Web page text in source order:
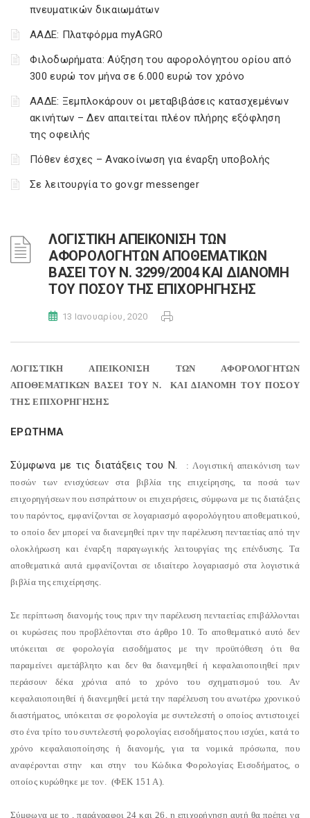
πνευματικών δικαιωμάτων
ΑΑΔΕ: Πλατφόρμα myAGRO
Φιλοδωρήματα: Αύξηση του αφορολόγητου ορίου από
300 ευρώ τον μήνα σε 6.000 ευρώ τον χρόνο
ΑΑΔΕ: Ξεμπλοκάρουν οι μεταβιβάσεις κατασχεμένων
ακινήτων – Δεν απαιτείται πλέον πλήρης εξόφληση
της οφειλής
Πόθεν έσχες – Ανακοίνωση για έναρξη υποβολής
Σε λειτουργία το gov.gr messenger
ΛΟΓΙΣΤΙΚΗ ΑΠΕΙΚΟΝΙΣΗ ΤΩΝ
ΑΦΟΡΟΛΟΓΗΤΩΝ ΑΠΟΘΕΜΑΤΙΚΩΝ
ΒΑΣΕΙ ΤΟΥ N. 3299/2004 ΚΑΙ ΔΙΑΝΟΜΗ
ΤΟΥ ΠΟΣΟΥ ΤΗΣ ΕΠΙΧΟΡΗΓΗΣΗΣ
13 Ιανουαρίου, 2020
ΛΟΓΙΣΤΙΚΗ ΑΠΕΙΚΟΝΙΣΗ ΤΩΝ ΑΦΟΡΟΛΟΓΗΤΩΝ
ΑΠΟΘΕΜΑΤΙΚΩΝ ΒΑΣΕΙ ΤΟΥ N.
ΚΑΙ ΔΙΑΝΟΜΗ ΤΟΥ ΠΟΣΟΥ
ΤΗΣ ΕΠΙΧΟΡΗΓΗΣΗΣ
ΕΡΩΤΗΜΑ
Σύμφωνα με τις διατάξεις του N.
: Λογιστική απεικόνιση των
ποσών των ενισχύσεων στα βιβλία της επιχείρησης, τα ποσά των
επιχορηγήσεων που εισπράττουν οι επιχειρήσεις, σύμφωνα με τις διατάξεις
του παρόντος, εμφανίζονται σε λογαριασμό αφορολόγητου αποθεματικού,
το οποίο δεν μπορεί να διανεμηθεί πριν την παρέλευση πενταετίας από την
ολοκλήρωση και έναρξη παραγωγικής λειτουργίας της επένδυσης. Τα
αποθεματικά αυτά εμφανίζονται σε ιδιαίτερο λογαριασμό στα λογιστικά
βιβλία της επιχείρησης.
Σε περίπτωση διανομής τους πριν την παρέλευση πενταετίας επιβάλλονται
οι κυρώσεις που προβλέπονται στο άρθρο 10. Το αποθεματικό αυτό δεν
υπόκειται σε φορολογία εισοδήματος με την προϋπόθεση ότι θα
παραμείνει αμετάβλητο και δεν θα διανεμηθεί ή κεφαλαιοποιηθεί πριν
περάσουν δέκα χρόνια από το χρόνο του σχηματισμού του. Αν
κεφαλαιοποιηθεί ή διανεμηθεί μετά την παρέλευση του ανωτέρω χρονικού
διαστήματος, υπόκειται σε φορολογία με συντελεστή ο οποίος αντιστοιχεί
στο ένα τρίτο του συντελεστή φορολογίας εισοδήματος που ισχύει, κατά το
χρόνο κεφαλαιοποίησης ή διανομής, για τα νομικά πρόσωπα, που
αναφέρονται στην
και στην
του Κώδικα Φορολογίας Εισοδήματος, ο
οποίος κυρώθηκε με τον. (ΦΕΚ 151 Α).
Σύμφωνα με το , παράγραφοι 24 και 26, η επιχορήγηση αυτή θα πρέπει να